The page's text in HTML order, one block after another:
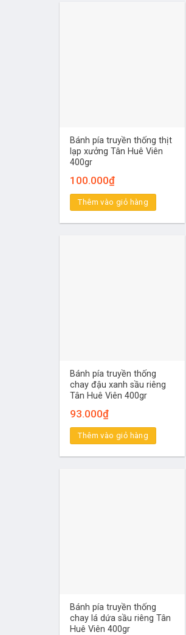
Bánh pía truyền thống thịt
lạp xưởng Tân Huê Viên
400gr
100.000₫
Thêm vào giỏ hàng
Bánh pía truyền thống
chay đậu xanh sầu riêng
Tân Huê Viên 400gr
93.000₫
Thêm vào giỏ hàng
Bánh pía truyền thống
chay lá dứa sầu riêng Tân
Huê Viên 400gr